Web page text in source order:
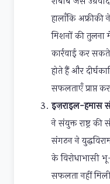
हालाँकि अफ्रीकी
मिशनों की
कार्रवाई कर
होते हैं और
सफलताएँ प्राप्त
इज़राइल-हमास
ने संयुक्त राष्ट्र
संगठन ने
के विरोधाभासी
सफलता नहीं